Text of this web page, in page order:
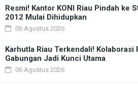
Resmi! Kantor KONI Riau Pindah ke
2012 Mulai Dihidupkan
06 Agustus 2026
Karhutla Riau Terkendali! Kolaborasi
Gabungan Jadi Kunci Utama
06 Agustus 2026